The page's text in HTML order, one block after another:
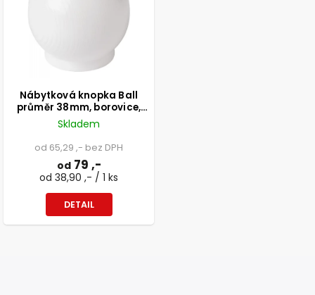
Nábytková knopka Ball
průměr 38mm, borovice,
bílá
Skladem
od 65,29 ,- bez DPH
od79 ,-
od 38,90 ,- / 1 ks
DETAIL